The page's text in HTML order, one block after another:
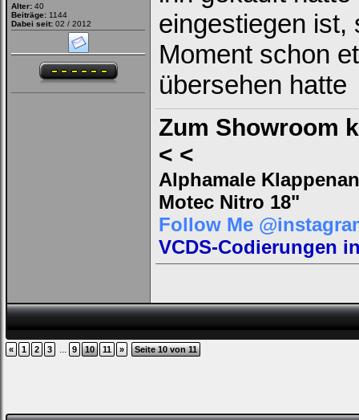
Alter: 40
Beiträge: 1144
Dabei seit: 02 / 2012
eingestiegen ist,
Moment schon
übersehen hatte
Zum Showroom
< <
Alphamale
Motec Nitro 18"
Follow Me
VCDS-Codierungen
« 1 2 3 ... 9 10 11 » Seite 10 von 11